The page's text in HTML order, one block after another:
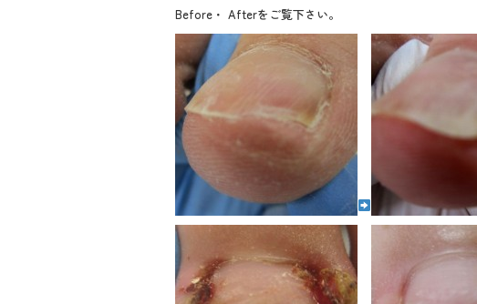
Before・ Afterをご覧下さい。